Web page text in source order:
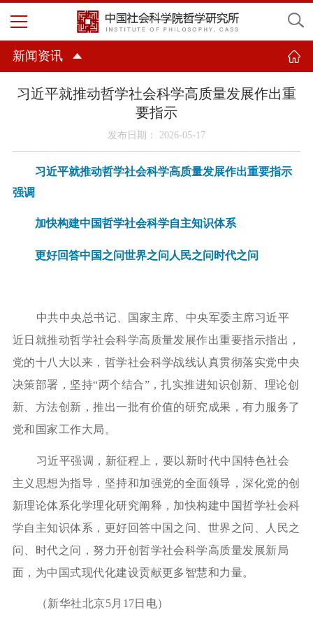
新闻资讯
习近平就推动哲学社会科学高质量发展作出重
要指示
发布日期： 2026-05-17
习近平就推动哲学社会科学高质量发展作出重要指示
强调
加快构建中国哲学社会科学自主知识体系
更好回答中国之问世界之问人民之问时代之问
中共中央总书记、国家主席、中央军委主席习近平
近日就推动哲学社会科学高质量发展作出重要指示指出，
党的十八大以来，哲学社会科学战线认真贯彻落实党中央
决策部署，坚持“两个结合”，扎实推进知识创新、理论创
新、方法创新，推出一批有价值的研究成果，有力服务了
党和国家工作大局。
习近平强调，新征程上，要以新时代中国特色社会
主义思想为指导，坚持和加强党的全面领导，深化党的创
新理论体系化学理化研究阐释，加快构建中国哲学社会科
学自主知识体系，更好回答中国之问、世界之问、人民之
问、时代之问，努力开创哲学社会科学高质量发展新局
面，为中国式现代化建设贡献更多智慧和力量。
（新华社北京5月17日电）